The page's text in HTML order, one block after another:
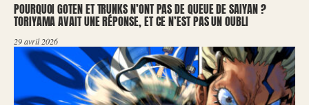
POURQUOI GOTEN ET TRUNKS N’ONT PAS DE QUEUE DE SAIYAN ?
TORIYAMA AVAIT UNE RÉPONSE, ET CE N’EST PAS UN OUBLI
29 avril 2026